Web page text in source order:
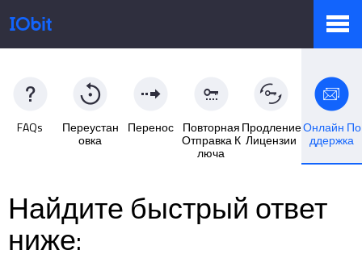
Продукты
Пресс-комната
FAQs Переустан
овка
Перенос Повторная
Отправка К
люча
Продление
Лицензии
Онлайн По
ддержка
Найдите быстрый ответ
ниже: